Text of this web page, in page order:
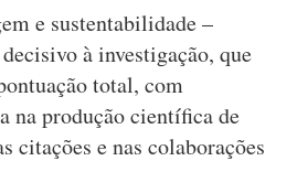
e sustentabilidade –
à investigação, que
total, com
na produção científica de
citações e nas colaborações